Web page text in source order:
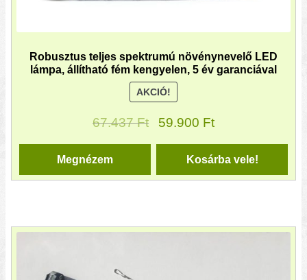
Robusztus teljes spektrumú növénynevelő LED
lámpa, állítható fém kengyelen, 5 év garanciával
AKCIÓ!
67.437Ft 59.900 Ft
Kosárba vele!
Megnézem